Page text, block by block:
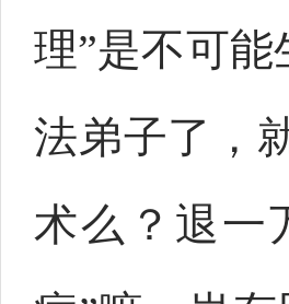
理”是不可
法弟子了，
术么？退一